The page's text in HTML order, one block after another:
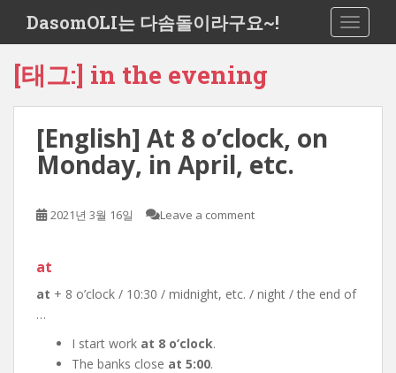
i
DasomOLI는 다솜돌이라구요~!
[태그:] in the evening
[English] At 8 o’clock, on
Monday, in April, etc.
2021년 3월 16일 Leave a comment
at
at + 8 o’clock / 10:30 / midnight, etc. / night / the end of
…
I start work at 8 o’clock.
The banks close at 5:00.